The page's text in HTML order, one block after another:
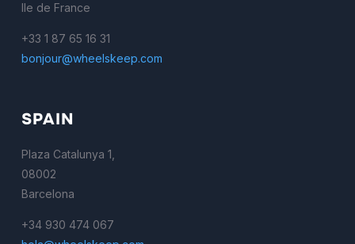
Ile de France
+33 1 87 65 16 31
bonjour@wheelskeep.com
SPAIN
Plaza Catalunya 1,
08002
Barcelona
+34 930 474 067